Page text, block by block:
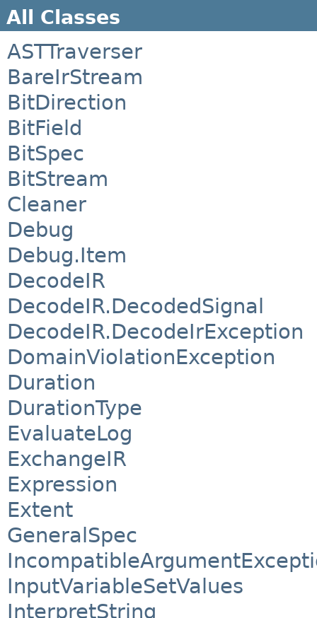
All Classes
ASTTraverser
BareIrStream
BitDirection
BitField
BitSpec
BitStream
Cleaner
Debug
Debug.Item
DecodeIR
DecodeIR.DecodedSignal
DecodeIR.DecodeIrException
DomainViolationException
Duration
DurationType
EvaluateLog
ExchangeIR
Expression
Extent
GeneralSpec
InputVariableSetValues
InterpretString